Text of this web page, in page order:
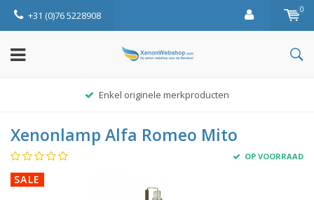
+31 (0)76 5228908 0
Enkel originele merkproducten
Xenonlamp Alfa Romeo Mito
OP VOORRAAD
SALE